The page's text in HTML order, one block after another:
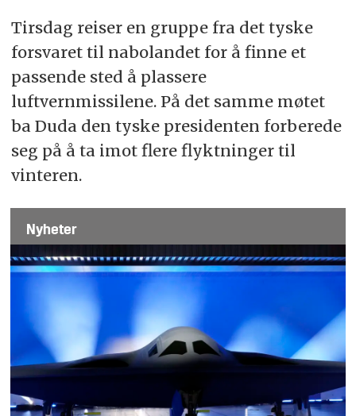
Tirsdag reiser en gruppe fra det tyske
forsvaret til nabolandet for å finne et
passende sted å plassere
luftvernmissilene. På det samme møtet
ba Duda den tyske presidenten forberede
seg på å ta imot flere flyktninger til
vinteren.
Nyheter